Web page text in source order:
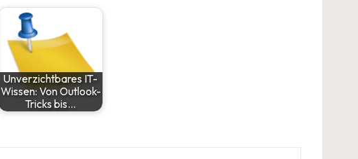
Unverzichtbares IT-
Wissen: Von Outlook-
Tricks bis…